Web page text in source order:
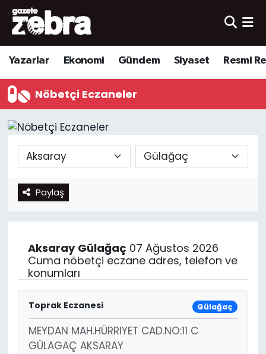
Yazarlar Ekonomi Gündem Siyaset Resmi
Nöbetçi Eczaneler
Paylaş
Aksaray Gülağaç 07 Ağustos 2026
Cuma nöbetçi eczane adres, telefon ve
konumları
Toprak Eczanesi Gülağaç
MEYDAN MAH.HÜRRIYET CAD.NO:11 C
GÜLAGAÇ AKSARAY
Yazarlar
Ekonomi
Kültür-Sanat
Yerel
Spor
Nöbetçi Eczaneler
Hava Durumu
Trafik Durumu
Süper Lig Puan Durumu ve Fikstür
Tüm Manşetler
Son Dakika Haberleri